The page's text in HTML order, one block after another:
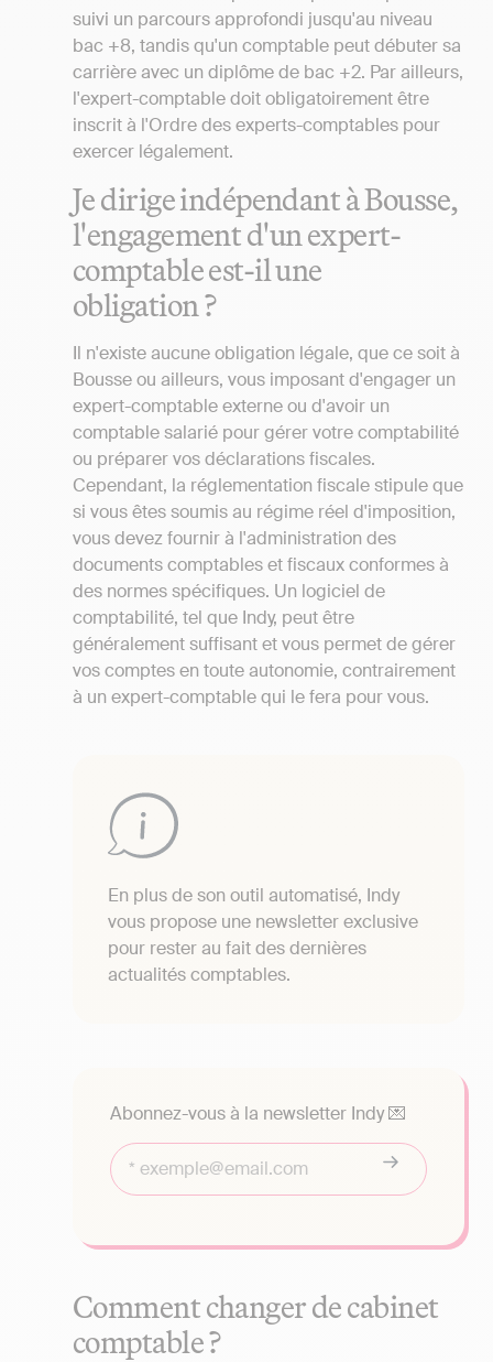
suivi un parcours approfondi jusqu'au niveau
bac +8, tandis qu'un comptable peut débuter sa
carrière avec un diplôme de bac +2. Par ailleurs,
l'expert-comptable doit obligatoirement être
inscrit à l'Ordre des experts-comptables pour
exercer légalement.
Je dirige indépendant à Bousse,
l'engagement d'un expert-
comptable est-il une
obligation ?
Il n'existe aucune obligation légale, que ce soit à
Bousse ou ailleurs, vous imposant d'engager un
expert-comptable externe ou d'avoir un
comptable salarié pour gérer votre comptabilité
ou préparer vos déclarations fiscales.
Cependant, la réglementation fiscale stipule que
si vous êtes soumis au régime réel d'imposition,
vous devez fournir à l'administration des
documents comptables et fiscaux conformes à
des normes spécifiques. Un logiciel de
comptabilité, tel que Indy, peut être
généralement suffisant et vous permet de gérer
vos comptes en toute autonomie, contrairement
à un expert-comptable qui le fera pour vous.
En plus de son outil automatisé, Indy
vous propose une newsletter exclusive
pour rester au fait des dernières
actualités comptables.
Abonnez-vous à la newsletter Indy 💌
Comment changer de cabinet
comptable ?